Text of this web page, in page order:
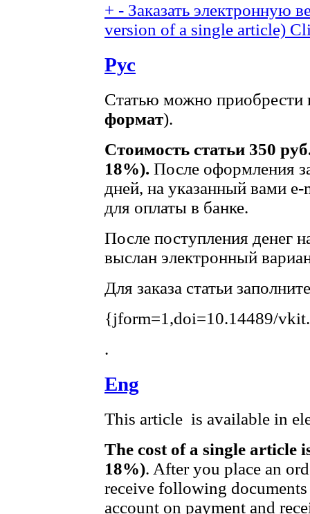
+ - Заказать электронную
version of a single article)
Рус
Статью можно приобрести
формат).
Стоимость статьи 350
18%). После оформления
дней, на указанный вами
для оплаты в банке.
После поступления денег
выслан электронный
Для заказа статьи
{jform=1,doi=10.14489/
.
Eng
This article is available in
The cost of a single article
18%). After you place an
receive following
account on payment and